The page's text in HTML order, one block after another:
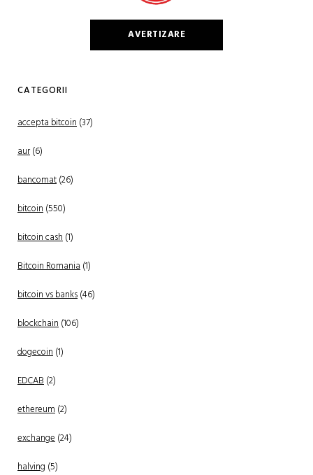
AVERTIZARE
CATEGORII
accepta bitcoin(37)
aur(6)
bancomat(26)
bitcoin(550)
bitcoin cash(1)
Bitcoin Romania(1)
bitcoin vs banks(46)
blockchain(106)
dogecoin(1)
EDCAB(2)
ethereum(2)
exchange(24)
halving (5)